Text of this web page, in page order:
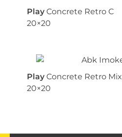
Play Concrete Retro C
20×20
Play Concrete Retro Mix
20×20